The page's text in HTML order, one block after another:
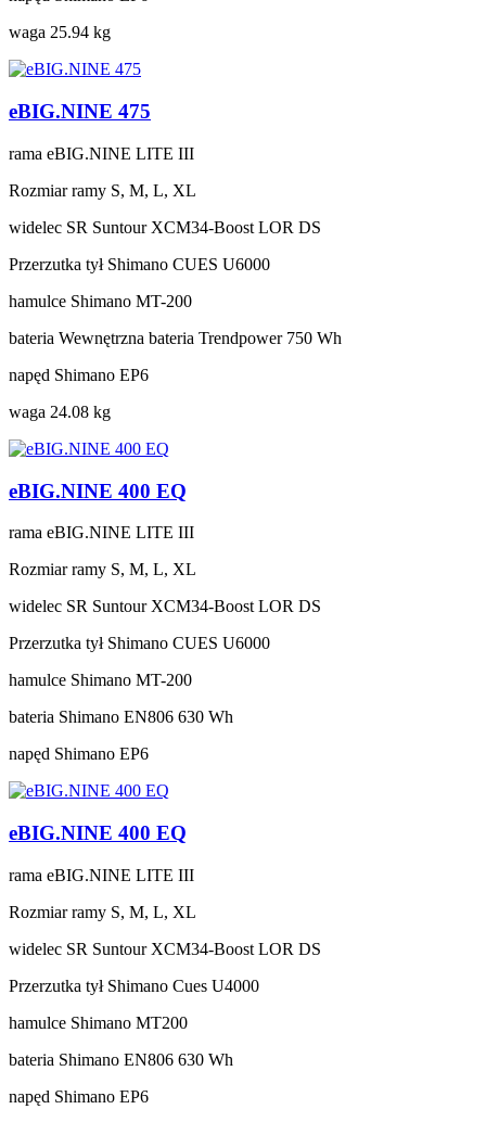
waga 25.94 kg
eBIG.NINE 475
rama eBIG.NINE LITE III
Rozmiar ramy S, M, L, XL
widelec SR Suntour XCM34-Boost LOR DS
Przerzutka tył Shimano CUES U6000
hamulce Shimano MT-200
bateria Wewnętrzna bateria Trendpower 750 Wh
napęd Shimano EP6
waga 24.08 kg
eBIG.NINE 400 EQ
rama eBIG.NINE LITE III
Rozmiar ramy S, M, L, XL
widelec SR Suntour XCM34-Boost LOR DS
Przerzutka tył Shimano CUES U6000
hamulce Shimano MT-200
bateria Shimano EN806 630 Wh
napęd Shimano EP6
eBIG.NINE 400 EQ
rama eBIG.NINE LITE III
Rozmiar ramy S, M, L, XL
widelec SR Suntour XCM34-Boost LOR DS
Przerzutka tył Shimano Cues U4000
hamulce Shimano MT200
bateria Shimano EN806 630 Wh
napęd Shimano EP6